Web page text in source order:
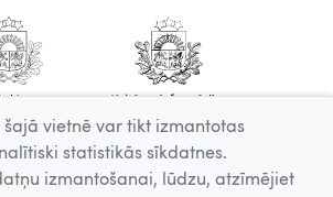
šajā vietnē var tikt izmantotas
statistikās sīkdatnes.
izmantošanai, lūdzu, atzīmējiet